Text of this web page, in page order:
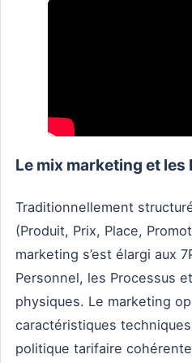
Le mix marketing et les
Traditionnellement
(Produit, Prix, Place,
marketing s’est élargi aux
Personnel, les Processus
physiques. Le marketing
caractéristiques
politique tarifaire